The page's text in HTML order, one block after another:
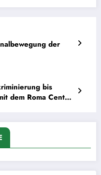
der
bis
dem Roma Center